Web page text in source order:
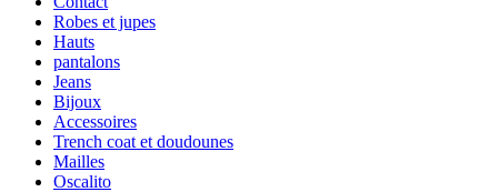
Robes et jupes
Hauts
pantalons
Jeans
Bijoux
Accessoires
Trench coat et doudounes
Mailles
Oscalito